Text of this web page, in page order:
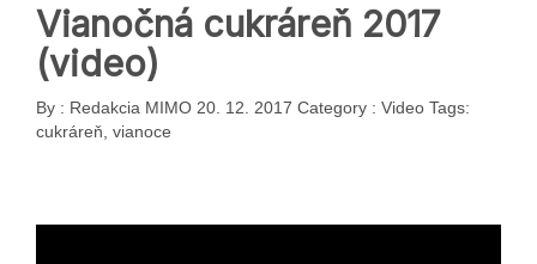
Vianočná cukráreň 2017
(video)
By : Redakcia MIMO 20. 12. 2017 Category : Video Tags:
cukráreň vianoce